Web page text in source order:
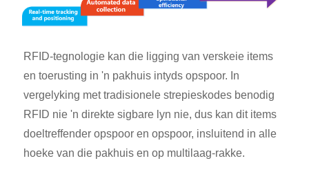
RFID-tegnologie kan die ligging van verskeie items
en toerusting in 'n pakhuis intyds opspoor. In
vergelyking met tradisionele strepieskodes benodig
RFID nie 'n direkte sigbare lyn nie, dus kan dit items
doeltreffender opspoor en opspoor, insluitend in alle
hoeke van die pakhuis en op multilaag-rakke.